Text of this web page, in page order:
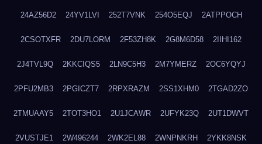
24AZ56D2 24YV1LVI 252T7VNK 254O5EQJ 2ATPPOCH
2CSOTXFR 2DU7LORM 2F53ZH8K 2G8M6D58 2IIHI162
2J4TVL9Q 2KKCIQS5 2LN9C5H3 2M7YMERZ 2OC6YQYJ
2PFU2MB3 2PGICZT7 2RPXRAZM 2SS1XHM0 2TGAD2ZO
2TMUAAY5 2TOT3HO1 2U1JCAWR 2UFYK23Q 2UT1DWVT
2VUSTJE1 2W496244 2WK2EL88 2WNPNKRH 2YKK8NSK